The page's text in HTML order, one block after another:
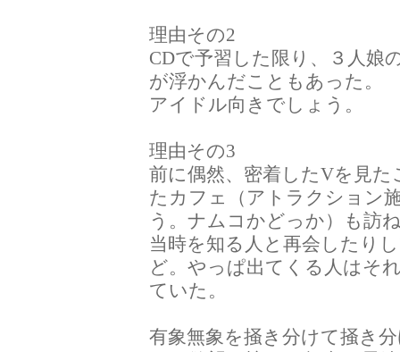
理由その2
CDで予習した限り、３人娘
が浮かんだこともあった。
アイドル向きでしょう。
理由その3
前に偶然、密着したVを見
たカフェ（アトラクション
う。ナムコかどっか）も訪
当時を知る人と再会したり
ど。やっぱ出てくる人はそ
ていた。
有象無象を掻き分けて掻き